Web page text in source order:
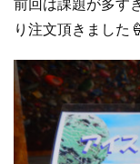
り注文頂きました🍦